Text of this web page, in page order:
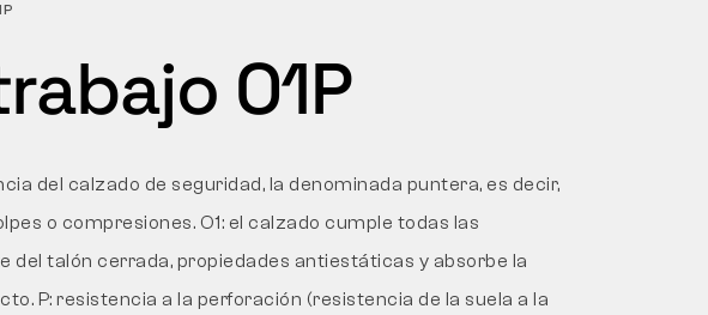
O1P
del calzado de seguridad, la denominada puntera, es decir,
o compresiones. O1: el calzado cumple todas las
del talón cerrada, propiedades antiestáticas y absorbe la
P: resistencia a la perforación (resistencia de la suela a la